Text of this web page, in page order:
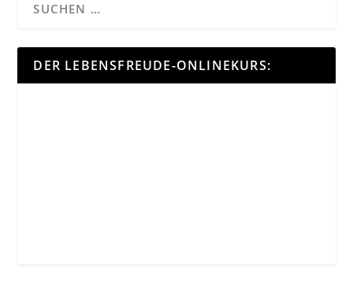
DER LEBENSFREUDE-ONLINEKURS: